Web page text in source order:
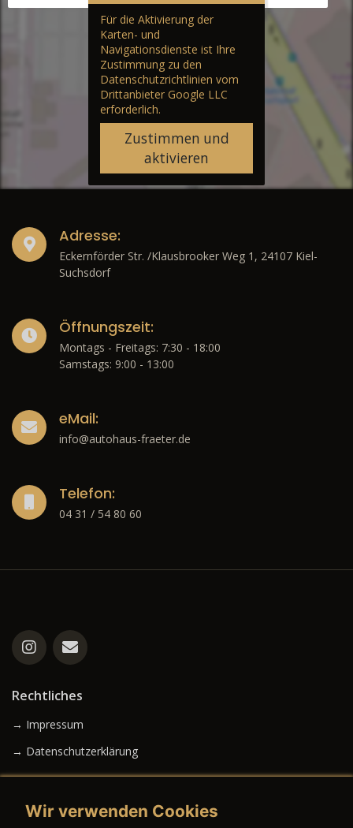
Für die Aktivierung der
Karten- und
Navigationsdienste ist Ihre
Zustimmung zu den
Datenschutzrichtlinien vom
Drittanbieter Google LLC
erforderlich.
Zustimmen und
aktivieren
Adresse:
Eckernförder Str. /Klausbrooker Weg 1, 24107 Kiel-
Suchsdorf
Öffnungszeit:
Montags - Freitags: 7:30 - 18:00
Samstags: 9:00 - 13:00
eMail:
info@autohaus-fraeter.de
Telefon:
04 31 / 54 80 60
Rechtliches
→ Impressum
→ Datenschutzerklärung
Wir verwenden Cookies